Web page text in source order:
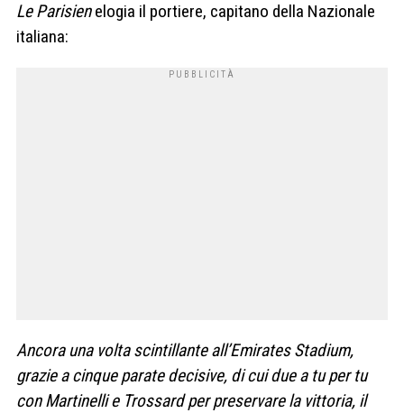
Le Parisienelogia il portiere, capitano della Nazionale
italiana:
Ancora una volta scintillante all’Emirates Stadium,
grazie a cinque parate decisive, di cui due a tu per tu
con Martinelli e Trossard per preservare la vittoria, il